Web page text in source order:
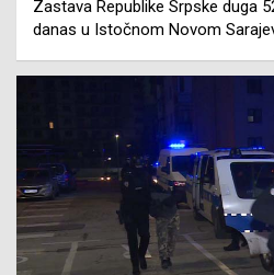
Zastava Republike Srpske duga
danas u Istočnom Novom